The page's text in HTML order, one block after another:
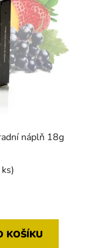
náplň 18g
KOŠÍKU